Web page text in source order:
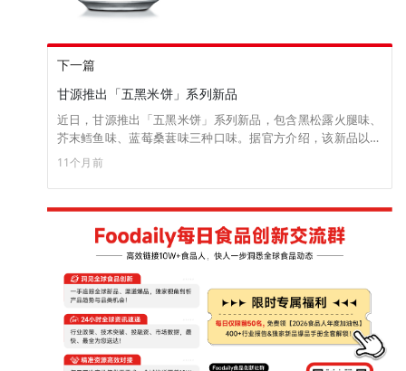
下一篇
甘源推出「五黑米饼」系列新品
近日，甘源推出「五黑米饼」系列新品，包含黑松露火腿味、
芥末鳕鱼味、蓝莓桑葚味三种口味。据官方介绍，该新品以大
米搭配黑米、黑芝麻粉、黑果枸杞粉、黑豆粉、黑麦粉五黑食
材，其中大米添加量≥55%，口感醇香酥脆。目前已上架天猫官
方旗舰店，售价为160g*1袋/11.7元。（来源：甘源）
11个月前